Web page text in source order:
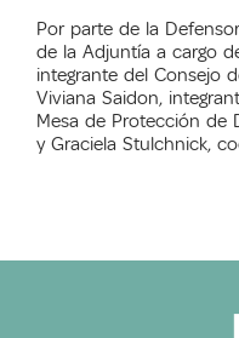
Por parte de la
de la Adjuntía a cargo
integrante del Consejo
Viviana Saidon,
Mesa de Protección de
y Graciela Stulchnick,